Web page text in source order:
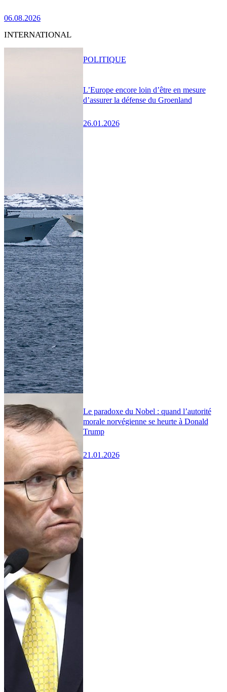
06.08.2026
INTERNATIONAL
L’Europe encore loin d’être en mesure
d’assurer la défense du Groenland
26.01.2026
POLITIQUE
Le paradoxe du Nobel : quand l’autorité
morale norvégienne se heurte à Donald
Trump
21.01.2026